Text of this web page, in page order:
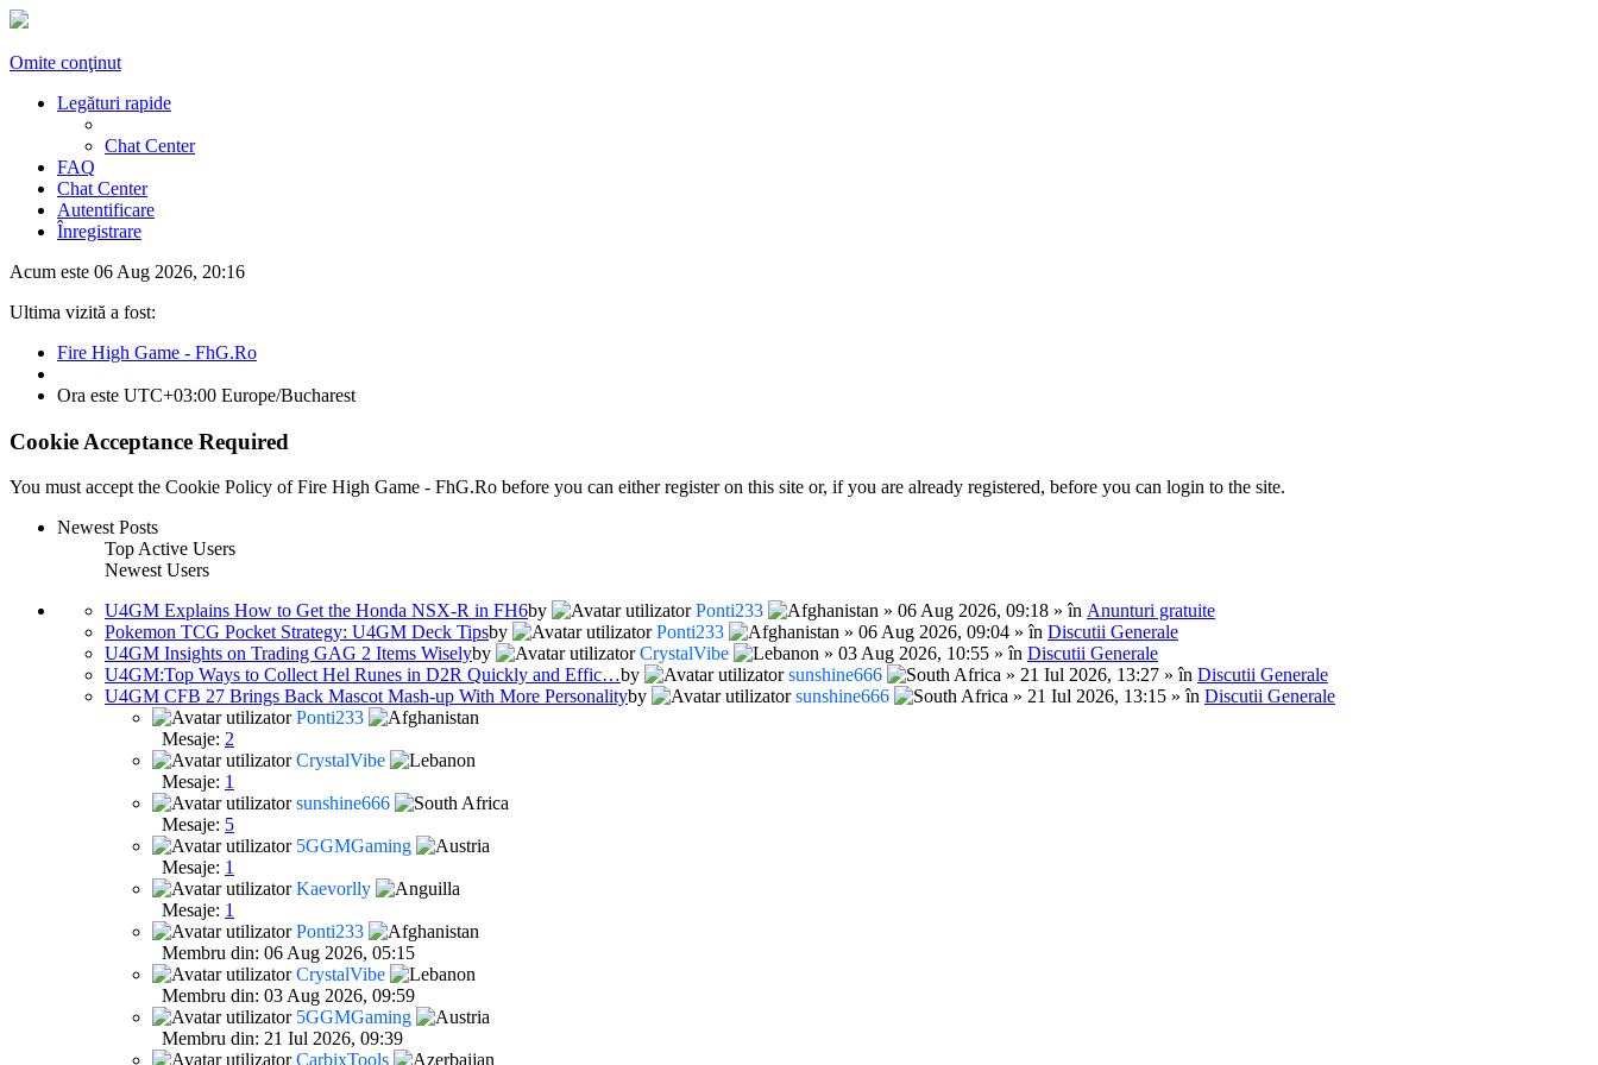
Omite conţinut
Legături rapide
Chat Center
FAQ
Chat Center
Autentificare
Înregistrare
Acum este 06 Aug 2026, 20:16
Ultima vizită a fost:
Fire High Game - FhG.Ro
Ora este UTC+03:00 Europe/Bucharest
Cookie Acceptance Required
You must accept the Cookie Policy of Fire High Game - FhG.Ro before you can either register on this site or, if you are already registered, before you can login to the site.
Newest Posts
Top Active Users
Newest Users
U4GM Explains How to Get the Honda NSX-R in FH6by Ponti233 » 06 Aug 2026, 09:18 » în Anunturi gratuite
Pokemon TCG Pocket Strategy: U4GM Deck Tipsby Ponti233 » 06 Aug 2026, 09:04 » în Discutii Generale
U4GM Insights on Trading GAG 2 Items Wiselyby CrystalVibe » 03 Aug 2026, 10:55 » în Discutii Generale
U4GM:Top Ways to Collect Hel Runes in D2R Quickly and Effic…by sunshine666 » 21 Iul 2026, 13:27 » în Discutii Generale
U4GM CFB 27 Brings Back Mascot Mash-up With More Personalityby sunshine666 » 21 Iul 2026, 13:15 » în Discutii Generale
Ponti233
Mesaje: 2
CrystalVibe
Mesaje: 1
sunshine666
Mesaje: 5
5GGMGaming
Mesaje: 1
Kaevorlly
Mesaje: 1
Ponti233
Membru din: 06 Aug 2026, 05:15
CrystalVibe
Membru din: 03 Aug 2026, 09:59
5GGMGaming
Membru din: 21 Iul 2026, 09:39
CarbixTools